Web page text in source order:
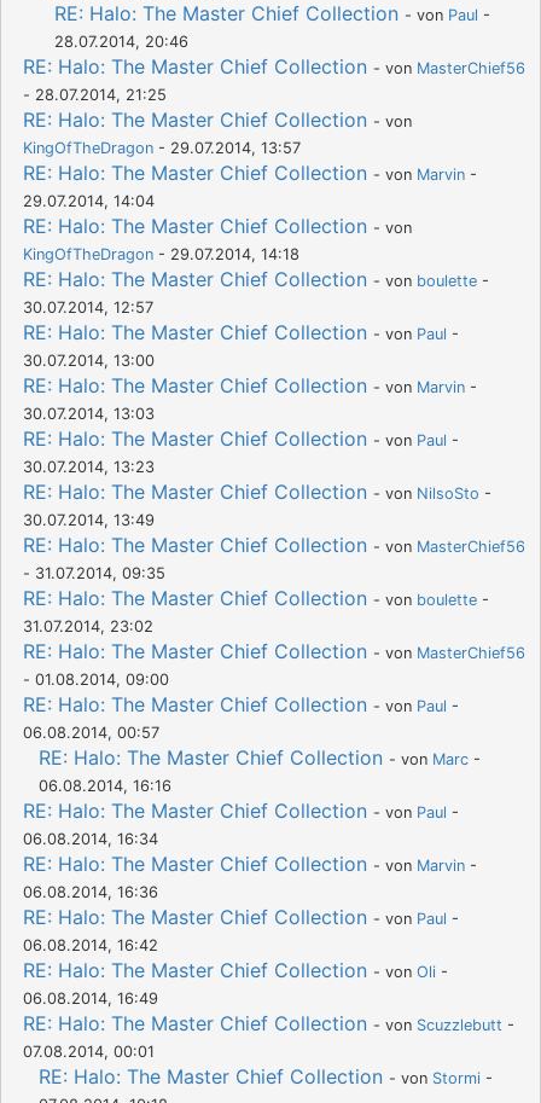
RE: Halo: The Master Chief Collection - von Paul -
28.07.2014, 20:46
RE: Halo: The Master Chief Collection - von MasterChief56
- 28.07.2014, 21:25
RE: Halo: The Master Chief Collection - von
KingOfTheDragon - 29.07.2014, 13:57
RE: Halo: The Master Chief Collection - von Marvin -
29.07.2014, 14:04
RE: Halo: The Master Chief Collection - von
KingOfTheDragon - 29.07.2014, 14:18
RE: Halo: The Master Chief Collection - von boulette -
30.07.2014, 12:57
RE: Halo: The Master Chief Collection - von Paul -
30.07.2014, 13:00
RE: Halo: The Master Chief Collection - von Marvin -
30.07.2014, 13:03
RE: Halo: The Master Chief Collection - von Paul -
30.07.2014, 13:23
RE: Halo: The Master Chief Collection - von NilsoSto -
30.07.2014, 13:49
RE: Halo: The Master Chief Collection - von MasterChief56
- 31.07.2014, 09:35
RE: Halo: The Master Chief Collection - von boulette -
31.07.2014, 23:02
RE: Halo: The Master Chief Collection - von MasterChief56
- 01.08.2014, 09:00
RE: Halo: The Master Chief Collection - von Paul -
06.08.2014, 00:57
RE: Halo: The Master Chief Collection - von Marc -
06.08.2014, 16:16
RE: Halo: The Master Chief Collection - von Paul -
06.08.2014, 16:34
RE: Halo: The Master Chief Collection - von Marvin -
06.08.2014, 16:36
RE: Halo: The Master Chief Collection - von Paul -
06.08.2014, 16:42
RE: Halo: The Master Chief Collection - von Oli -
06.08.2014, 16:49
RE: Halo: The Master Chief Collection - von Scuzzlebutt -
07.08.2014, 00:01
RE: Halo: The Master Chief Collection - von Stormi -